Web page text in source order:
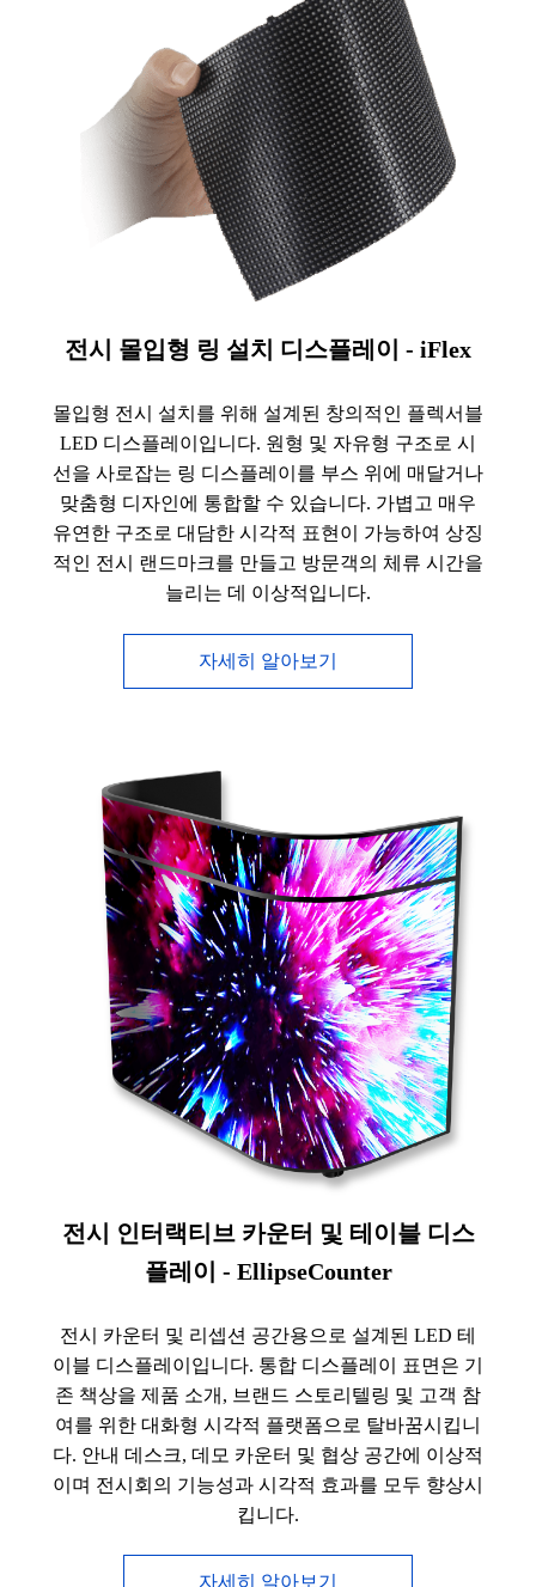
전시 몰입형 링 설치 디스플레이 - iFlex
몰입형 전시 설치를 위해 설계된 창의적인 플렉서블
LED 디스플레이입니다. 원형 및 자유형 구조로 시
선을 사로잡는 링 디스플레이를 부스 위에 매달거나
맞춤형 디자인에 통합할 수 있습니다. 가볍고 매우
유연한 구조로 대담한 시각적 표현이 가능하여 상징
적인 전시 랜드마크를 만들고 방문객의 체류 시간을
늘리는 데 이상적입니다.
자세히 알아보기
전시 인터랙티브 카운터 및 테이블 디스
플레이 - EllipseCounter
전시 카운터 및 리셉션 공간용으로 설계된 LED 테
이블 디스플레이입니다. 통합 디스플레이 표면은 기
존 책상을 제품 소개, 브랜드 스토리텔링 및 고객 참
여를 위한 대화형 시각적 플랫폼으로 탈바꿈시킵니
다. 안내 데스크, 데모 카운터 및 협상 공간에 이상적
이며 전시회의 기능성과 시각적 효과를 모두 향상시
킵니다.
자세히 알아보기